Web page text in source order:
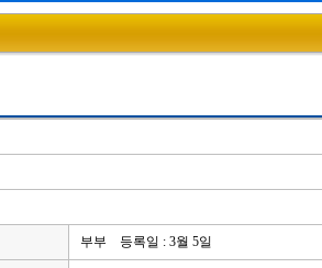
부부 등록일 : 3월 5일